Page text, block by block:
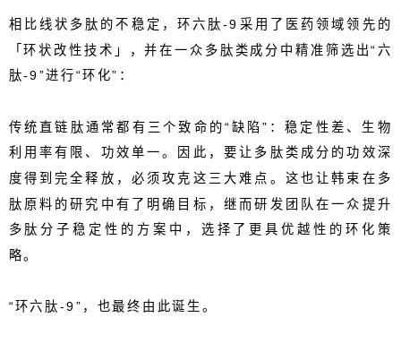
相比线状多肽的不稳定，环六肽-9 采用了医药领域领先的
「环状改性技术 」，并在一众多肽类成分中精准筛选出“六
肽-9”进行“环化” ：
传统直链肽通常都有三个致命的“缺陷”：稳定性差、生物
利用率有限、功效单一。因此，要让多肽类成分的功效深
度得到完全释放，必须攻克这三大难点。这也让韩束在多
肽原料的研究中有了明确目标，继而研发团队在一众提升
多肽分子稳定性的方案中，选择了更具优越性的环化策
略。
“环六肽-9”，也最终由此诞生。